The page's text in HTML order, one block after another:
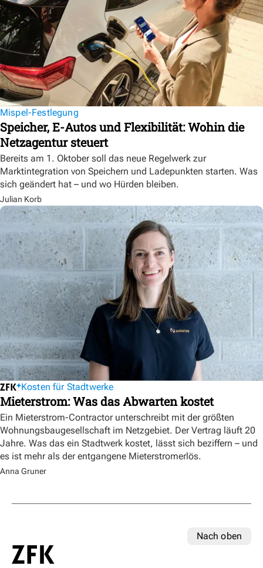
Mispel-Festlegung
Speicher, E-Autos und Flexibilität: Wohin die
Netzagentur steuert
Bereits am 1. Oktober soll das neue Regelwerk zur
Marktintegration von Speichern und Ladepunkten starten. Was
sich geändert hat – und wo Hürden bleiben.
Julian Korb
Kosten für Stadtwerke
Mieterstrom: Was das Abwarten kostet
Ein Mieterstrom-Contractor unterschreibt mit der größten
Wohnungsbaugesellschaft im Netzgebiet. Der Vertrag läuft 20
Jahre. Was das ein Stadtwerk kostet, lässt sich beziffern – und
es ist mehr als der entgangene Mieterstromerlös.
Anna Gruner
Nach oben